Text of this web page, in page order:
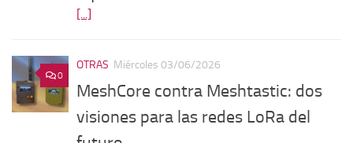
[...]
0
OTRAS Miércoles 03/06/2026
MeshCore contra Meshtastic: dos
visiones para las redes LoRa del